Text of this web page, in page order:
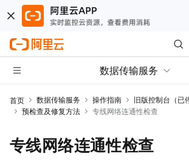
数据传输服务
首页 数据传输服务 操作指南 旧版控制台（已
预检查及修复方法
专线网络连通性检查
专线网络连通性检查